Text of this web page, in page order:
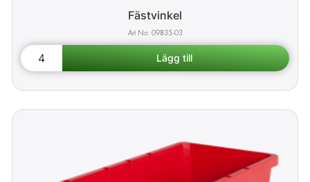
Fästvinkel
09835-03